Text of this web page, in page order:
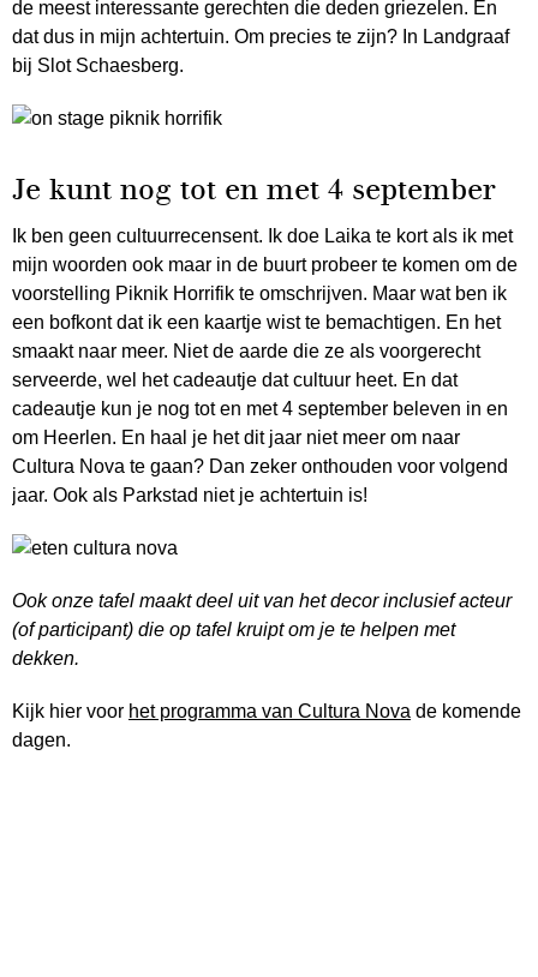
de meest interessante gerechten die deden griezelen. En
dat dus in mijn achtertuin. Om precies te zijn? In Landgraaf
bij Slot Schaesberg.
Je kunt nog tot en met 4 september
Ik ben geen cultuurrecensent. Ik doe Laika te kort als ik met
mijn woorden ook maar in de buurt probeer te komen om de
voorstelling Piknik Horrifik te omschrijven. Maar wat ben ik
een bofkont dat ik een kaartje wist te bemachtigen. En het
smaakt naar meer. Niet de aarde die ze als voorgerecht
serveerde, wel het cadeautje dat cultuur heet. En dat
cadeautje kun je nog tot en met 4 september beleven in en
om Heerlen. En haal je het dit jaar niet meer om naar
Cultura Nova te gaan? Dan zeker onthouden voor volgend
jaar. Ook als Parkstad niet je achtertuin is!
Ook onze tafel maakt deel uit van het decor inclusief acteur
(of participant) die op tafel kruipt om je te helpen met
dekken.
Kijk hier voor het programma van Cultura Nova de komende
dagen.